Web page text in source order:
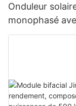
Onduleur
monophasé
du montage en